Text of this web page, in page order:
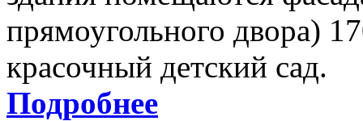
прямоугольного двора)
красочный детский сад.
Подробнее